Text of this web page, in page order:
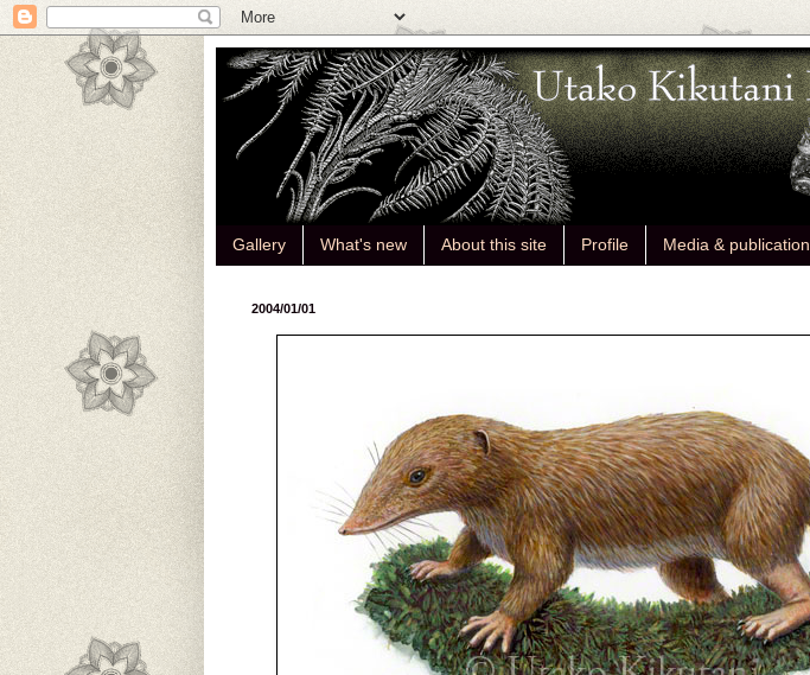
Gallery What's new About this site Profile Media & publication
2004/01/01